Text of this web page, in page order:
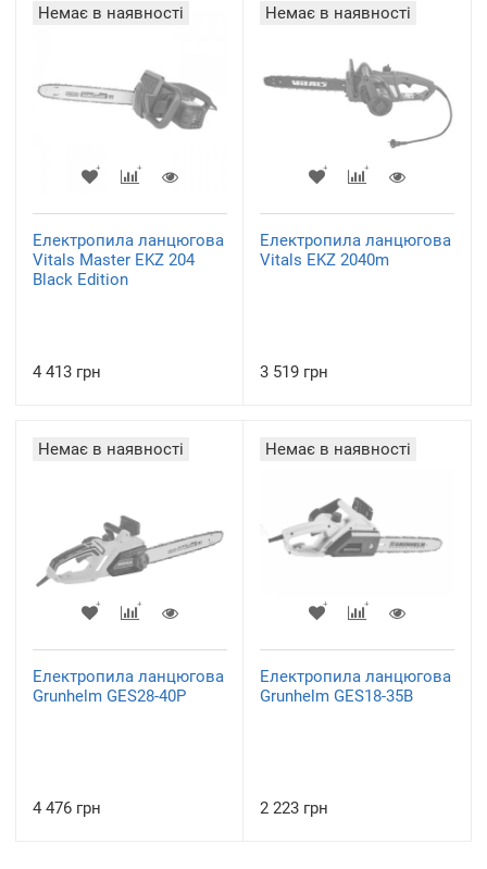
Немає в наявності
Електропила ланцюгова
Vitals Master EKZ 204
Black Edition
4 413 грн
Немає в наявності
Електропила ланцюгова
Vitals EKZ 2040m
3 519 грн
Немає в наявності
Електропила ланцюгова
Grunhelm GES28-40Р
4 476 грн
Немає в наявності
Електропила ланцюгова
Grunhelm GES18-35B
2 223 грн